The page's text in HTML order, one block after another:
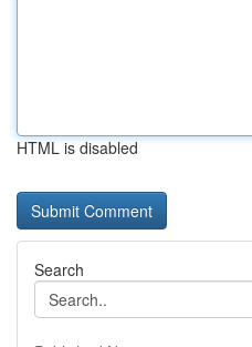
HTML is disabled
Search